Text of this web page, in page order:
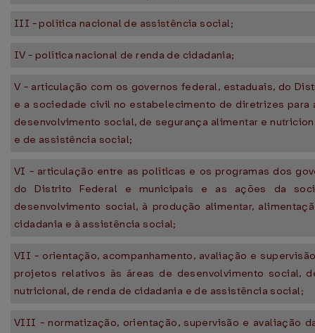
III - política nacional de assistência social;
IV - política nacional de renda de cidadania;
V - articulação com os governos federal, estaduais, do
e a sociedade civil no estabelecimento de diretrizes para
desenvolvimento social, de segurança alimentar e
e de assistência social;
VI - articulação entre as políticas e os programas dos
do Distrito Federal e municipais e as ações da
desenvolvimento social, à produção alimentar,
cidadania e à assistência social;
VII - orientação, acompanhamento, avaliação e
projetos relativos às áreas de desenvolvimento social,
nutricional, de renda de cidadania e de assistência social;
VIII - normatização, orientação, supervisão e avaliação